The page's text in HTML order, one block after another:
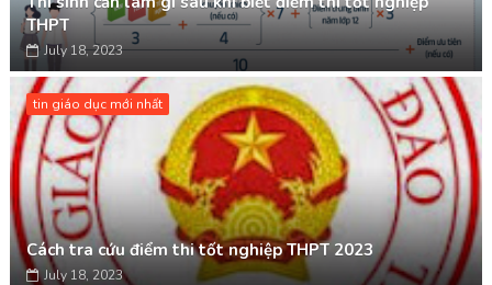
THPT
July 18, 2023
tin giáo dục mới nhất
Cách tra cứu điểm thi tốt nghiệp THPT 2023
July 18, 2023